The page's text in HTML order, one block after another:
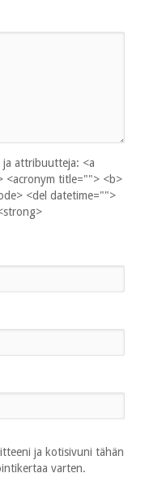
ja attribuutteja: <a
title=""> <b>
<del datetime="">
ja kotisivuni tähän
varten.